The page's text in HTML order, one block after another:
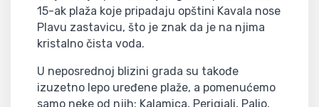
15-ak plaža koje pripadaju opštini Kavala nose
Plavu zastavicu, što je znak da je na njima
kristalno čista voda.
U neposrednoj blizini grada su takođe
izuzetno lepo uređene plaže, a pomenućemo
samo neke od njih: Kalamica, Perigiali, Palio,